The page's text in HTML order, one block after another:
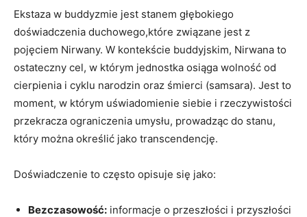
Ekstaza w buddyzmie jest stanem głębokiego
doświadczenia duchowego,które związane ​jest z
pojęciem Nirwany. W kontekście buddyjskim, Nirwana to
ostateczny cel, w którym jednostka osiąga wolność od
cierpienia i cyklu narodzin oraz śmierci (samsara). Jest to
moment, w którym uświadomienie siebie i rzeczywistości
przekracza ograniczenia umysłu, prowadząc do stanu,
który można określić jako transcendencję.
Doświadczenie to często opisuje się jako:
Bezczasowość: informacje o przeszłości i przyszłości⁣